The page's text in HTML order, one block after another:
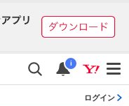
i
ログイン